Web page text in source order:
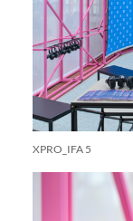
XPRO_IFA 5